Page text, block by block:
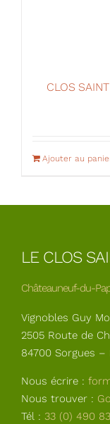
CLOS
Ajouter au
LE CLOS
Châteauneuf-du-
Vignobles Guy
2505 Route de
84700 Sorgues –
Nous écrire :
Nous trouver :
Tél : 33 (0) 490